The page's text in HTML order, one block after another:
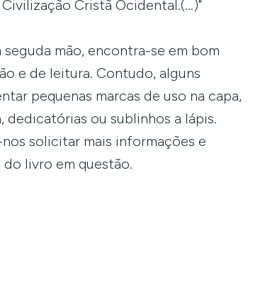
Cristã Ocidental.(...)"
seguda mão, encontra-se em bom
e de leitura. Contudo, alguns
pequenas marcas de uso na capa,
dedicatórias ou sublinhos a lápis.
solicitar mais informações e
livro em questão.